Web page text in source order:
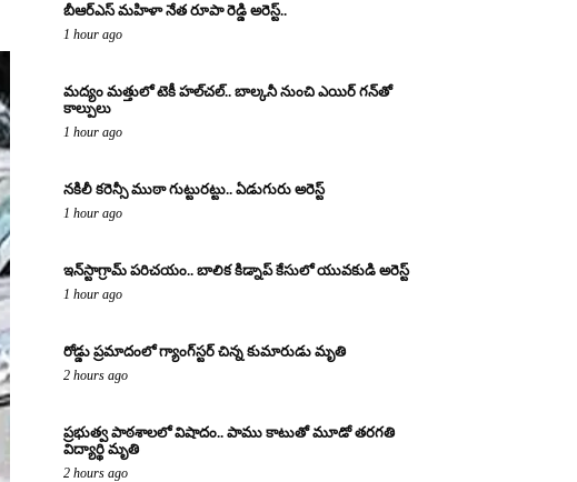
బీఆర్ఎస్ మహిళా నేత రూపా రెడ్డి అరెస్ట్..
1 hour ago
మద్యం మత్తులో టెకీ హల్‌చల్.. బాల్కనీ నుంచి ఎయిర్ గన్‌తో
కాల్పులు
1 hour ago
నకిలీ కరెన్సీ ముఠా గుట్టురట్టు.. ఏడుగురు అరెస్ట్
1 hour ago
ఇన్‌స్టాగ్రామ్ పరిచయం.. బాలిక కిడ్నాప్ కేసులో యువకుడి అరెస్ట్
1 hour ago
రోడ్డు ప్రమాదంలో గ్యాంగ్‌స్టర్ చిన్న కుమారుడు మృతి
2 hours ago
ప్రభుత్వ పాఠశాలలో విషాదం.. పాము కాటుతో మూడో తరగతి
విద్యార్థి మృతి
2 hours ago